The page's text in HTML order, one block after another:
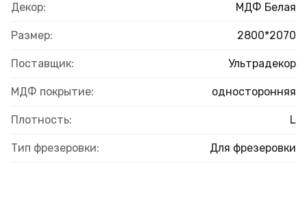
Декор: МДФ Белая
Размер: 2800*2070
Поставщик: Ультрадекор
МДФ покрытие: односторонняя
Плотность: L
Тип фрезеровки: Для фрезеровки